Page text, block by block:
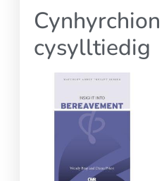
Cynhyrchion
cysylltiedig